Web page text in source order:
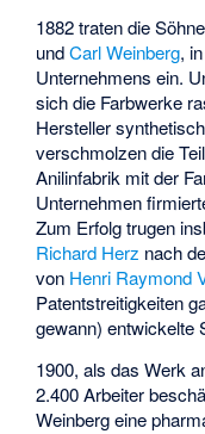
1882 traten die
undCarl Weinberg,
Unternehmens ein.
sich die Farbwerke
Hersteller
verschmolzen die
Anilinfabrik mit der
Unternehmen
Zum Erfolg trugen
Richard Herz nach
von Henri Raymond
Patentstreitigkeiten
gewann) entwickelte
1900, als das Werk
2.400 Arbeiter
Weinberg eine